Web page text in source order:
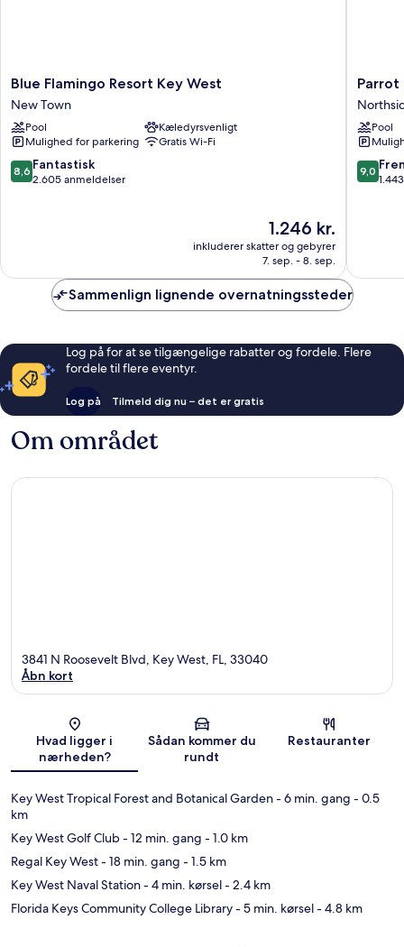
Blue
Flamingo
Resort
Key
West
New
Town
Blue Flamingo Resort Key West
New Town
Pool
Kæledyrsvenligt
Mulighed for parkering
Gratis Wi-Fi
8.6
ud
8,6 Fantastisk
2.605 anmeldelser
Prisen
1.246 kr.
1.246 kr.
inkluderer skatter og gebyrer
7. sep. - 8. sep.
Parrot
Key
Hotel
&
Villas
Resort
Parrot
Pool
9.0
ud
9,0
Sammenlign lignende overnatningssteder
Log på for at se tilgængelige rabatter og fordele. Flere
fordele til flere eventyr.
Log på Tilmeld dig nu – det er gratis
Om området
Kort
3841 N Roosevelt Blvd, Key West, FL, 33040
Åbn kort
Hvad ligger i
nærheden?
Sådan kommer du
rundt
Restauranter
Key West Tropical Forest and Botanical Garden- 6 min. gang - 0.5
km
Key West Golf Club- 12 min. gang - 1.0 km
Regal Key West- 18 min. gang - 1.5 km
Key West Naval Station- 4 min. kørsel- 2.4 km
Florida Keys Community College Library- 5 min. kørsel- 4.8 km